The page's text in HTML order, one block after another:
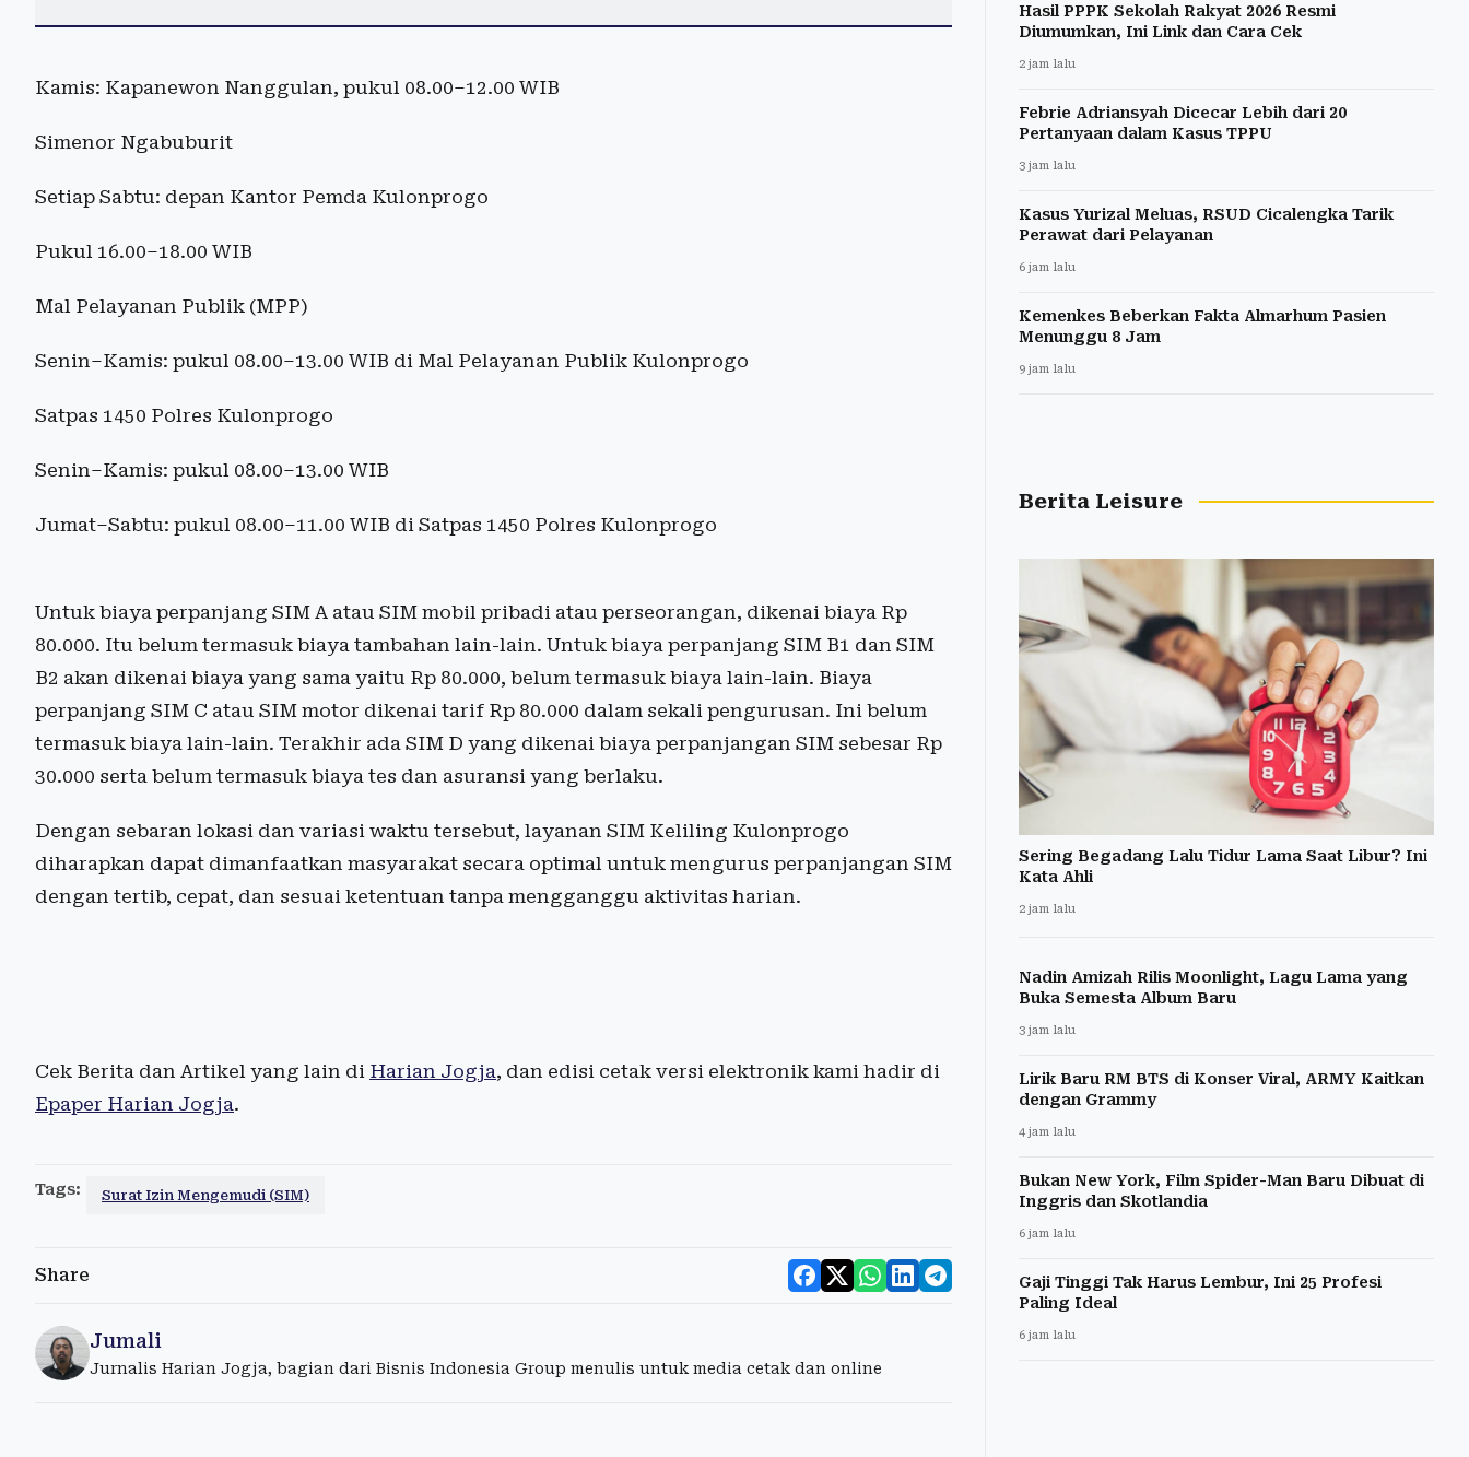
Kamis: Kapanewon Nanggulan, pukul 08.00–12.00 WIB
Simenor Ngabuburit
Setiap Sabtu: depan Kantor Pemda Kulonprogo
Pukul 16.00–18.00 WIB
Mal Pelayanan Publik (MPP)
Senin–Kamis: pukul 08.00–13.00 WIB di Mal Pelayanan Publik Kulonprogo
Satpas 1450 Polres Kulonprogo
Senin–Kamis: pukul 08.00–13.00 WIB
Jumat–Sabtu: pukul 08.00–11.00 WIB di Satpas 1450 Polres Kulonprogo
Untuk biaya perpanjang SIM A atau SIM mobil pribadi atau perseorangan, dikenai biaya Rp
80.000. Itu belum termasuk biaya tambahan lain-lain. Untuk biaya perpanjang SIM B1 dan SIM
B2 akan dikenai biaya yang sama yaitu Rp 80.000, belum termasuk biaya lain-lain. Biaya
perpanjang SIM C atau SIM motor dikenai tarif Rp 80.000 dalam sekali pengurusan. Ini belum
termasuk biaya lain-lain. Terakhir ada SIM D yang dikenai biaya perpanjangan SIM sebesar Rp
30.000 serta belum termasuk biaya tes dan asuransi yang berlaku.
Dengan sebaran lokasi dan variasi waktu tersebut, layanan SIM Keliling Kulonprogo
diharapkan dapat dimanfaatkan masyarakat secara optimal untuk mengurus perpanjangan SIM
dengan tertib, cepat, dan sesuai ketentuan tanpa mengganggu aktivitas harian.
Cek Berita dan Artikel yang lain di Harian Jogja, dan edisi cetak versi elektronik kami hadir di
Epaper Harian Jogja.
Tags: Surat Izin Mengemudi (SIM)
Share
Jumali
Jurnalis Harian Jogja, bagian dari Bisnis Indonesia Group menulis untuk media cetak dan online
Hasil PPPK Sekolah Rakyat 2026 Resmi
Diumumkan, Ini Link dan Cara Cek
2 jam lalu
Febrie Adriansyah Dicecar Lebih dari 20
Pertanyaan dalam Kasus TPPU
3 jam lalu
Kasus Yurizal Meluas, RSUD Cicalengka Tarik
Perawat dari Pelayanan
6 jam lalu
Kemenkes Beberkan Fakta Almarhum Pasien
Menunggu 8 Jam
9 jam lalu
Berita Leisure
Sering Begadang Lalu Tidur Lama Saat Libur? Ini
Kata Ahli
2 jam lalu
Nadin Amizah Rilis Moonlight, Lagu Lama yang
Buka Semesta Album Baru
3 jam lalu
Lirik Baru RM BTS di Konser Viral, ARMY Kaitkan
dengan Grammy
4 jam lalu
Bukan New York, Film Spider-Man Baru Dibuat di
Inggris dan Skotlandia
6 jam lalu
Gaji Tinggi Tak Harus Lembur, Ini 25 Profesi
Paling Ideal
6 jam lalu